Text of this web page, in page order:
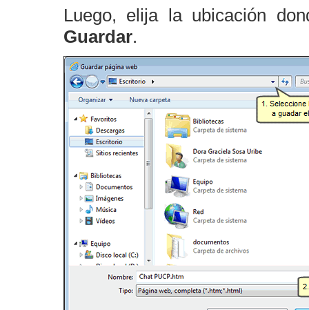
Luego, elija la ubicación
Guardar.